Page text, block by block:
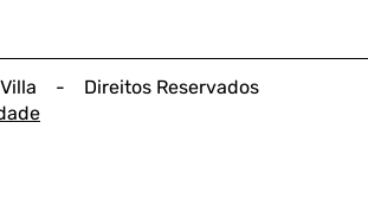
Villa - Direitos Reservados